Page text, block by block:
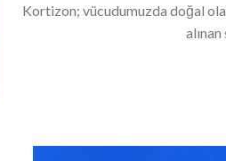
Kortizon; vücudumuzda doğal